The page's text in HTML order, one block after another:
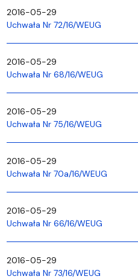
2016-05-29
Uchwała Nr 72/16/WEUG
2016-05-29
Uchwała Nr 68/16/WEUG
2016-05-29
Uchwała Nr 75/16/WEUG
2016-05-29
Uchwała Nr 70a/16/WEUG
2016-05-29
Uchwała Nr 66/16/WEUG
2016-05-29
Uchwała Nr 73/16/WEUG